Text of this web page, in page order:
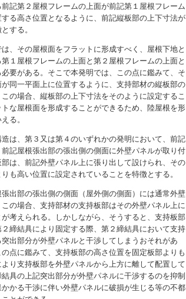
記第２屋根フレームの上面が前記第１屋根フレーム
る高さ位置となるように、前記縦板部の上下寸法が
する。
、その屋根面をフラットに形成すべく、屋根下地と
１屋根フレームの上面と第２屋根フレームの上面と
要がある。そこで本発明では、この点に鑑みて、そ
同一平面上に位置するように、支持部材の縦板部の
の場合、縦板部の上下寸法をそのように設定するこ
な屋根面を形成することができるため、陸屋根を形
る。
は、第３又は第４のいずれかの発明において、前記
記屋根張出部の張出側の側面に外壁パネルが取り付
は、前記外壁パネル上に張り出して設けられ、その
も高い位置に設定されていることを特徴とする。
出部の張出側の側面（屋外側の側面）には通常外壁
の場合、支持部材の支持板部はその外壁パネル上に
考えられる。しかしながら、そうすると、支持板部
締結具により固定する際、第２締結具において支持
出部分が外壁パネルと干渉してしまうおそれがあ
点に鑑みて、支持板部の高さ位置を固定板部よりも
り支持板部を外壁パネルから上方に離して配置して
具の上記突出部分が外壁パネルに干渉するのを抑制
かる干渉に伴い外壁パネルに破損が生じる等の不都